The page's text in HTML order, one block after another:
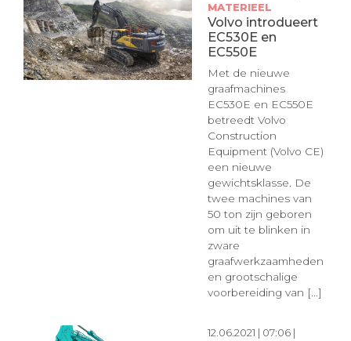
MATERIEEL
Volvo introdueert
EC530E en
EC550E
Met de nieuwe
graafmachines
EC530E en EC550E
betreedt Volvo
Construction
Equipment (Volvo CE)
een nieuwe
gewichtsklasse. De
twee machines van
50 ton zijn geboren
om uit te blinken in
zware
graafwerkzaamheden
en grootschalige
voorbereiding van [...]
12.06.2021 | 07:06 |